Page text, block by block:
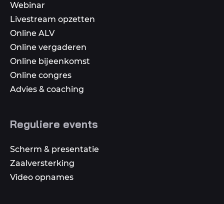
Webinar
Livestream opzetten
Online ALV
Online vergaderen
Online bijeenkomst
Online congres
Advies & coaching
Reguliere events
Scherm & presentatie
Zaalversterking
Video opnames